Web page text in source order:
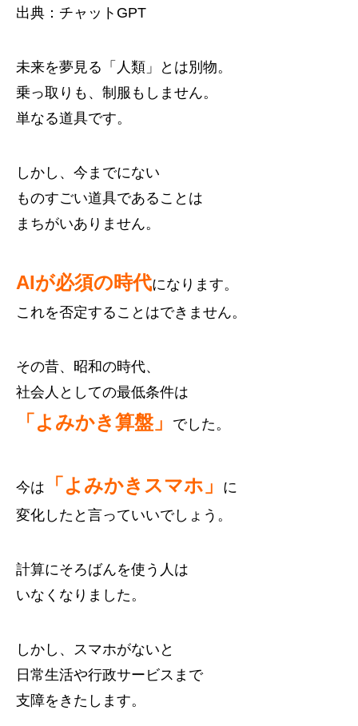
出典：チャットGPT
未来を夢見る「人類」とは別物。
乗っ取りも、制服もしません。
単なる道具です。
しかし、今までにない
ものすごい道具であることは
まちがいありません。
AIが必須の時代になります。
これを否定することはできません。
その昔、昭和の時代、
社会人としての最低条件は
「よみかき算盤」 でした。
今は 「よみかきスマホ」
に
変化したと言っていいでしょう。
計算にそろばんを使う人は
いなくなりました。
しかし、スマホがないと
日常生活や行政サービスまで
支障をきたします。